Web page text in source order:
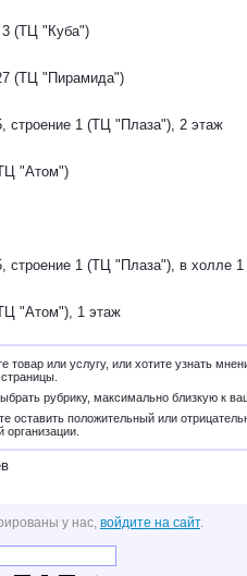
3 (ТЦ "Куба")
(ТЦ "Пирамида")
строение 1 (ТЦ "Плаза"), 2 этаж
"Атом")
строение 1 (ТЦ "Плаза"), в холле 1
"Атом"), 1 этаж
товар или услугу, или хотите узнать
рубрику, максимально близкую к
оставить положительный или
организации.
у нас, войдите на сайт.